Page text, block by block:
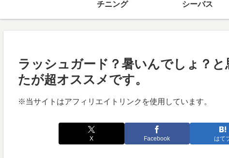
チニング シーバス
ラッシュガード？暑いんでしょ？
たが超オススメです。
※当サイトはアフィリエイトリンクを使用しています。
X Facebook はて